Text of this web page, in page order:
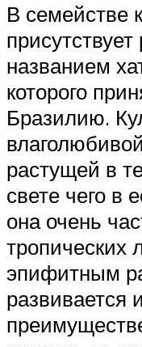
В семействе
названием
которого
Бразилию.
растущей в
свете чего в
она очень
тропических
эпифитным
развивается